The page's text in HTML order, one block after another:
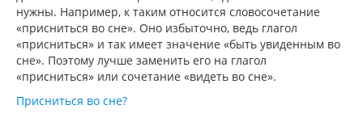
нужны. Например, к таким относится словосочетание
«присниться во сне». Оно избыточно, ведь глагол
«присниться» и так имеет значение «быть увиденным во
сне». Поэтому лучше заменить его на глагол
«присниться» или сочетание «видеть во сне».
Присниться во сне?